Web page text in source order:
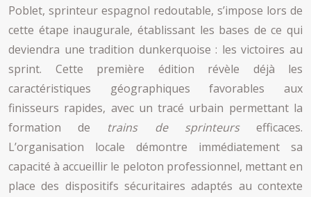
Poblet, sprinteur espagnol redoutable, s’impose lors de
cette étape inaugurale, établissant les bases de ce qui
deviendra une tradition dunkerquoise : les victoires au
sprint. Cette première édition révèle déjà les
caractéristiques géographiques favorables aux
finisseurs rapides, avec un tracé urbain permettant la
formation de trains de sprinteursefficaces.
L’organisation locale démontre immédiatement sa
capacité à accueillir le peloton professionnel, mettant en
place des dispositifs sécuritaires adaptés au contexte